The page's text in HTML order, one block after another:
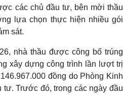
các chủ đầu tư, bên mời thầu
lựa chọn thực hiện nhiều gói
sát.
nhà thầu được công bố trúng
xây dựng công trình lần lượt trị
đồng do Phòng Kinh
tư. Trước đó, trong các ngày đầu